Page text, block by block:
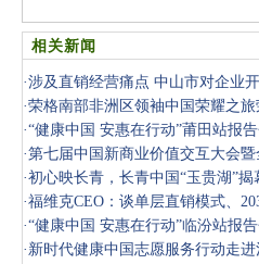
相关新闻
·涉及直销经营痛点 中山市对企业
·荣格南部非洲区领袖中国荣耀之
·“健康中国 安惠在行动”莆田站报
·第七届中国新商业价值交互大会
AI赋能峰
·初心映长青，长青中国“玉贵湖”揭
·福维克CEO：谈单层直销模式、
·“健康中国 安惠在行动”临汾站报
· 新时代健康中国志愿服务行动走